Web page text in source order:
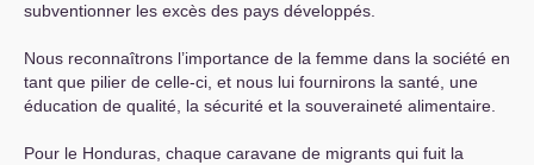
subventionner les excès des pays développés.
Nous reconnaîtrons l’importance de la femme dans la société en
tant que pilier de celle-ci, et nous lui fournirons la santé, une
éducation de qualité, la sécurité et la souveraineté alimentaire.
Pour le Honduras, chaque caravane de migrants qui fuit la